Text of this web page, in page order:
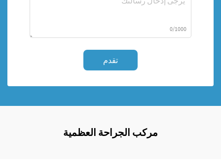
0/1000
تقدم
مركب الجراحة العظمية